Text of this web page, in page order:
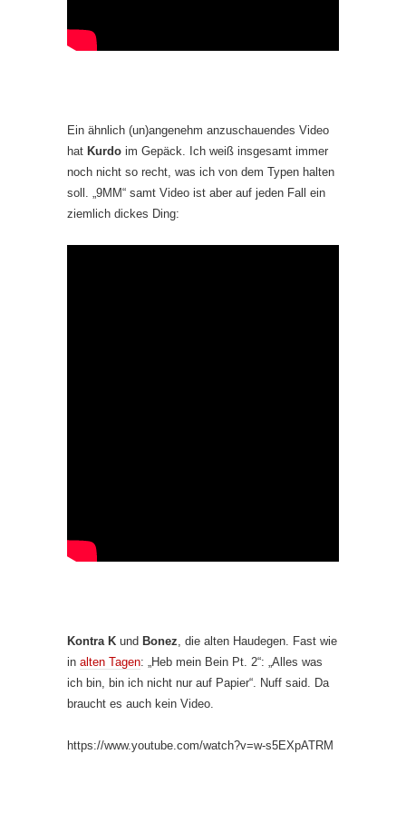
Ein ähnlich (un)angenehm anzuschauendes Video
hat Kurdo im Gepäck. Ich weiß insgesamt immer
noch nicht so recht, was ich von dem Typen halten
soll. „9MM“ samt Video ist aber auf jeden Fall ein
ziemlich dickes Ding:
Kontra K und Bonez , die alten Haudegen. Fast wie
in alten Tagen: „Heb mein Bein Pt. 2“: „Alles was
ich bin, bin ich nicht nur auf Papier“. Nuff said. Da
braucht es auch kein Video.
https://www.youtube.com/watch?v=w-s5EXpATRM